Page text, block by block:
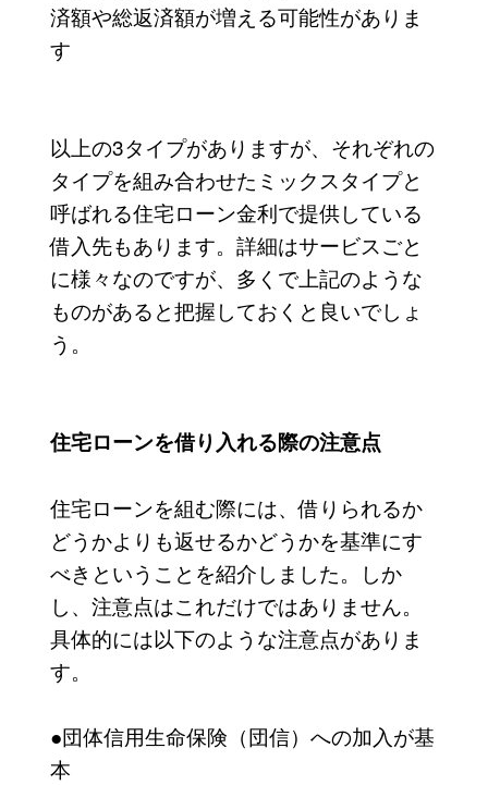
済額や総返済額が増える可能性がありま
す
以上の3タイプがありますが、それぞれの
タイプを組み合わせたミックスタイプと
呼ばれる住宅ローン金利で提供している
借入先もあります。詳細はサービスごと
に様々なのですが、多くで上記のような
ものがあると把握しておくと良いでしょ
う。
住宅ローンを借り入れる際の注意点
住宅ローンを組む際には、借りられるか
どうかよりも返せるかどうかを基準にす
べきということを紹介しました。しか
し、注意点はこれだけではありません。
具体的には以下のような注意点がありま
す。
●団体信用生命保険（団信）への加入が基
本